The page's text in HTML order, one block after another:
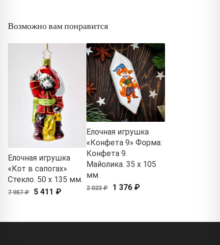
Возможно вам понравится
Елочная игрушка
«Кот в сапогах»
Стекло. 50 x 135 мм.
7 957 ₽ 5 411 ₽
Елочная игрушка
«Конфета 9» Форма:
Конфета 9.
Майолика. 35 x 105
мм.
2 023 ₽ 1 376 ₽